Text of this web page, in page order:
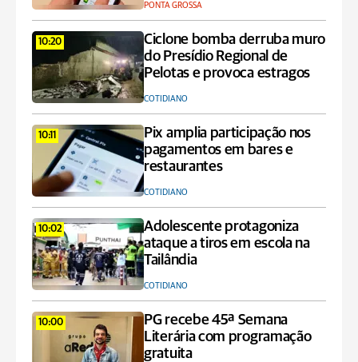
PONTA GROSSA
10:20
Ciclone bomba derruba muro
do Presídio Regional de
Pelotas e provoca estragos
COTIDIANO
10:11
Pix amplia participação nos
pagamentos em bares e
restaurantes
COTIDIANO
10:02
Adolescente protagoniza
ataque a tiros em escola na
Tailândia
COTIDIANO
10:00
PG recebe 45ª Semana
Literária com programação
gratuita